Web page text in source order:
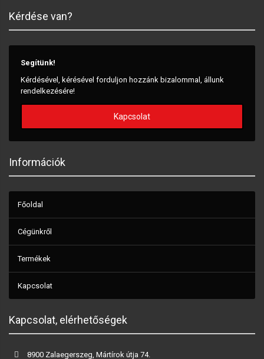
Kérdése van?
Segítünk!
Kérdésével, kérésével forduljon hozzánk bizalommal, állunk
rendelkezésére!
Kapcsolat
Információk
Főoldal
Cégünkről
Termékek
Kapcsolat
Kapcsolat, elérhetőségek
8900 Zalaegerszeg, Mártírok útja 74.